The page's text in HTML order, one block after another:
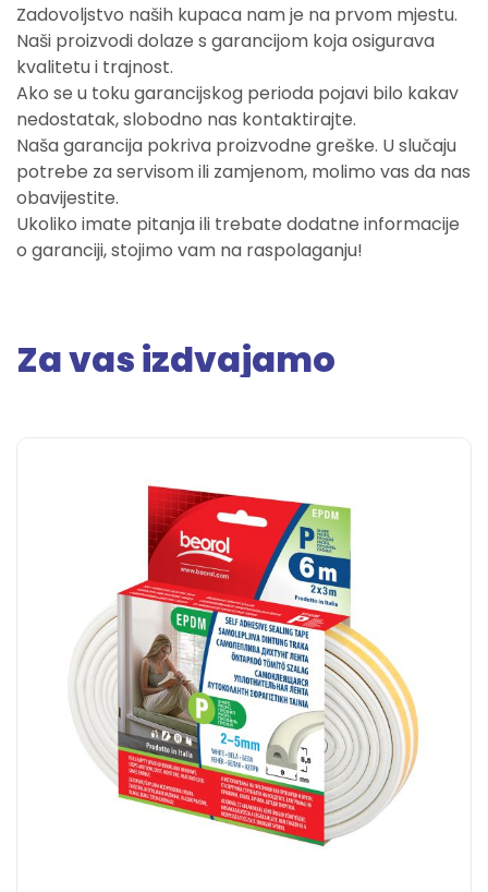
Zadovoljstvo naših kupaca nam je na prvom mjestu.
Naši proizvodi dolaze s garancijom koja osigurava
kvalitetu i trajnost.
Ako se u toku garancijskog perioda pojavi bilo kakav
nedostatak, slobodno nas kontaktirajte.
Naša garancija pokriva proizvodne greške. U slučaju
potrebe za servisom ili zamjenom, molimo vas da nas
obavijestite.
Ukoliko imate pitanja ili trebate dodatne informacije
o garanciji, stojimo vam na raspolaganju!
Za vas izdvajamo